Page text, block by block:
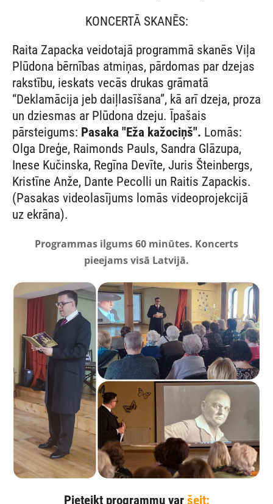
KONCERTĀ SKANĒS:
Raita Zapacka veidotajā programmā skanēs Viļa
Plūdona bērnības atmiņas, pārdomas par dzejas
rakstību, ieskats vecās drukas grāmatā
“Deklamācija jeb daiļlasīšana”, kā arī dzeja, proza
un dziesmas ar Plūdona dzeju. Īpašais
pārsteigums: Pasaka "Eža kažociņš". Lomās:
Olga Dreģe, Raimonds Pauls, Sandra Glāzupa,
Inese Kučinska, Regīna Devīte, Juris Šteinbergs,
Kristīne Anže, Dante Pecolli un Raitis Zapackis.
(Pasakas videolasījums lomās videoprojekcijā
uz ekrāna).
Programmas ilgums 60 minūtes. Koncerts
pieejams visā Latvijā.
Pieteikt programmu var šeit: